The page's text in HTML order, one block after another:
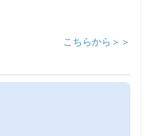
こちらから＞＞